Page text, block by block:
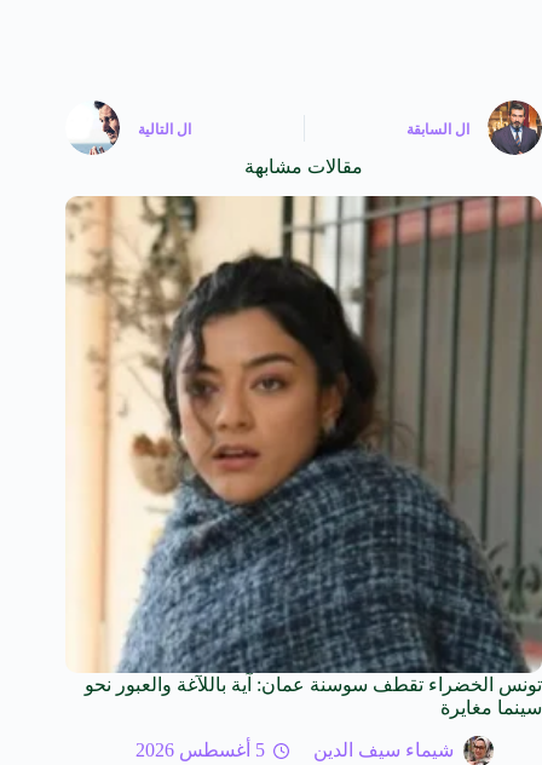
ال السابقة ال التالية
مقالات مشابهة
تونس الخضراء تقطف سوسنة عمان: آية باللآغة والعبور نحو
سينما مغايرة
شيماء سيف الدين 5 أغسطس 2026